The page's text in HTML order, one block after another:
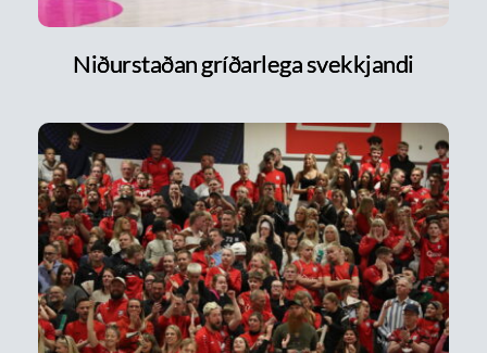
Niðurstaðan gríðarlega svekkjandi